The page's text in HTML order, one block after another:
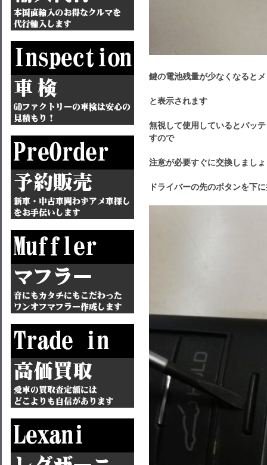
鍵の電池残量が少なくなると
と表示されます
無視して使用しているとバッ
すので
注意が必要すぐに交換しまし
ドライバーの先のボタンを下